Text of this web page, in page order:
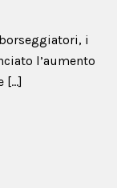
i
l’aumento
[...]